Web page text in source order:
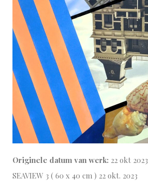
Originele datum van werk: 22 okt 2023
SEAVIEW 3 ( 60 x 40 cm ) 22 okt. 2023